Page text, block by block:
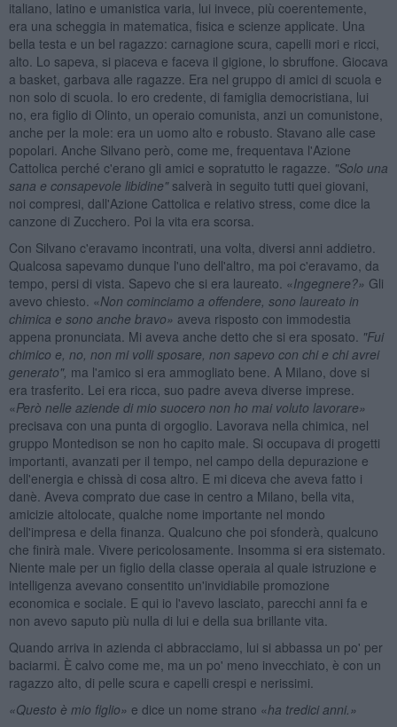
italiano, latino e umanistica varia, lui invece, più coerentemente,
era una scheggia in matematica, fisica e scienze applicate. Una
bella testa e un bel ragazzo: carnagione scura, capelli mori e ricci,
alto. Lo sapeva, si piaceva e faceva il gigione, lo sbruffone. Giocava
a basket, garbava alle ragazze. Era nel gruppo di amici di scuola e
non solo di scuola. Io ero credente, di famiglia democristiana, lui
no, era figlio di Olinto, un operaio comunista, anzi un comunistone,
anche per la mole: era un uomo alto e robusto. Stavano alle case
popolari. Anche Silvano però, come me, frequentava l'Azione
Cattolica perché c'erano gli amici e sopratutto le ragazze. "Solo una
sana e consapevole libidine"salverà in seguito tutti quei giovani,
noi compresi, dall'Azione Cattolica e relativo stress, come dice la
canzone di Zucchero. Poi la vita era scorsa.
Con Silvano c'eravamo incontrati, una volta, diversi anni addietro.
Qualcosa sapevamo dunque l'uno dell'altro, ma poi c'eravamo, da
tempo, persi di vista. Sapevo che si era laureato. «Ingegnere?» Gli
avevo chiesto. «Non cominciamo a offendere, sono laureato in
chimica e sono anche bravo» aveva risposto con immodestia
appena pronunciata. Mi aveva anche detto che si era sposato. "Fui
chimico e, no, non mi volli sposare, non sapevo con chi e chi avrei
generato", ma l'amico si era ammogliato bene. A Milano, dove si
era trasferito. Lei era ricca, suo padre aveva diverse imprese.
«Però nelle aziende di mio suocero non ho mai voluto lavorare»
precisava con una punta di orgoglio. Lavorava nella chimica, nel
gruppo Montedison se non ho capito male. Si occupava di progetti
importanti, avanzati per il tempo, nel campo della depurazione e
dell'energia e chissà di cosa altro. E mi diceva che aveva fatto i
danè. Aveva comprato due case in centro a Milano, bella vita,
amicizie altolocate, qualche nome importante nel mondo
dell'impresa e della finanza. Qualcuno che poi sfonderà, qualcuno
che finirà male. Vivere pericolosamente. Insomma si era sistemato.
Niente male per un figlio della classe operaia al quale istruzione e
intelligenza avevano consentito un'invidiabile promozione
economica e sociale. E qui io l'avevo lasciato, parecchi anni fa e
non avevo saputo più nulla di lui e della sua brillante vita.
Quando arriva in azienda ci abbracciamo, lui si abbassa un po' per
baciarmi. È calvo come me, ma un po' meno invecchiato, è con un
ragazzo alto, di pelle scura e capelli crespi e nerissimi.
«Questo è mio figlio» e dice un nome strano «ha tredici anni.»